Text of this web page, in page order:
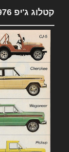
קטלוג ג'יפ 1976